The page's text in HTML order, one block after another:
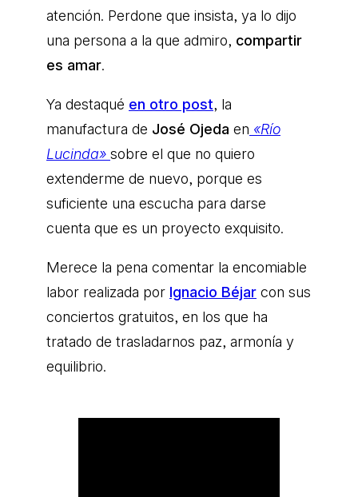
atención. Perdone que insista, ya lo dijo
una persona a la que admiro, compartir
es amar.
Ya destaqué en otro post, la
manufactura de José Ojeda en «Río
Lucinda» sobre el que no quiero
extenderme de nuevo, porque es
suficiente una escucha para darse
cuenta que es un proyecto exquisito.
Merece la pena comentar la encomiable
labor realizada por Ignacio Béjar con sus
conciertos gratuitos, en los que ha
tratado de trasladarnos paz, armonía y
equilibrio.